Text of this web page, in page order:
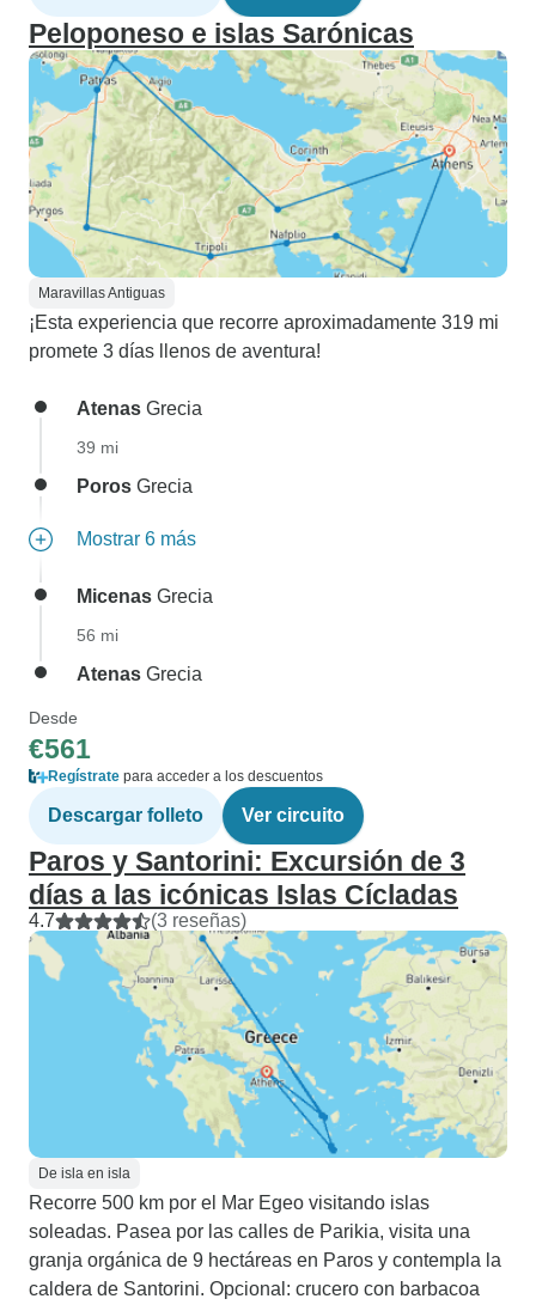
Peloponeso e islas Sarónicas
Maravillas Antiguas
¡Esta experiencia que recorre aproximadamente 319 mi
promete 3 días llenos de aventura!
Atenas Grecia
39 mi
Poros Grecia
Mostrar 6 más
Micenas Grecia
56 mi
Atenas Grecia
Desde
€561
Regístrate para acceder a los descuentos
Descargar folleto Ver circuito
Paros y Santorini: Excursión de 3
días a las icónicas Islas Cícladas
4.7 (3 reseñas)
De isla en isla
Recorre 500 km por el Mar Egeo visitando islas
soleadas. Pasea por las calles de Parikia, visita una
granja orgánica de 9 hectáreas en Paros y contempla la
caldera de Santorini. Opcional: crucero con barbacoa